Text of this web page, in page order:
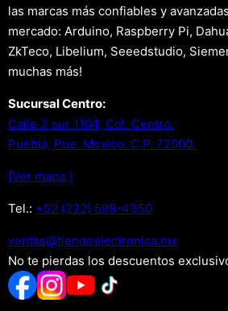
las marcas más confiables y
mercado: Arduino, Raspberry Pi,
ZkTeco, Libelium, Seeedstudio,
muchas más!
Sucursal Centro:
Calle 3 sur 1104, Col. Centro.
Puebla, Pue. Mexico. C.P. 72000.
[Ver mapa.]
Tel.: +52 (222) 598-4350
xm.acinortceleedneit@satnev
No te pierdas los descuentos